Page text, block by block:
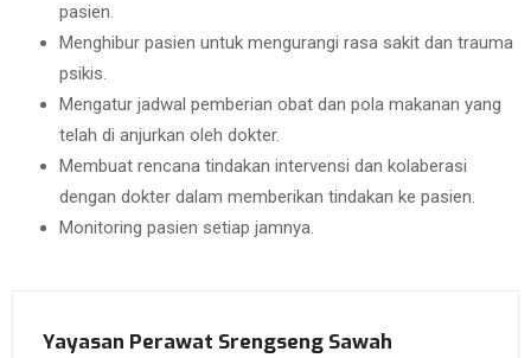
pasien.
Menghibur pasien untuk mengurangi rasa sakit dan trauma
psikis.
Mengatur jadwal pemberian obat dan pola makanan yang
telah di anjurkan oleh dokter.
Membuat rencana tindakan intervensi dan kolaberasi
dengan dokter dalam memberikan tindakan ke pasien.
Monitoring pasien setiap jamnya.
Yayasan Perawat Srengseng Sawah